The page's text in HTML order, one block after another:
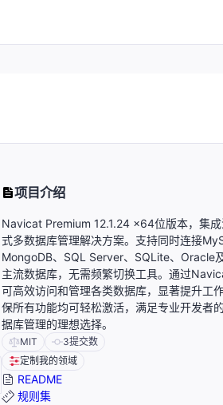
项目介绍
Navicat Premium 12.1.24 x64位版本，集
式多数据库管理解决方案。支持同时连接
MongoDB、SQL Server、SQLite、Oracle
主流数据库，无需频繁切换工具。通过
可高效访问和管理各类数据库，显著提升工
保所有功能均可轻松激活，满足专业开发者
据库管理的理想选择。
MIT 3提交数
定制我的领域
README
规则集